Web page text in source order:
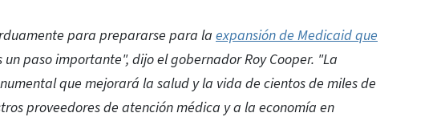
para prepararse para la expansión de Medicaid que
un paso importante", dijo el gobernador Roy Cooper. "La
que mejorará la salud y la vida de cientos de miles de
proveedores de atención médica y a la economía en